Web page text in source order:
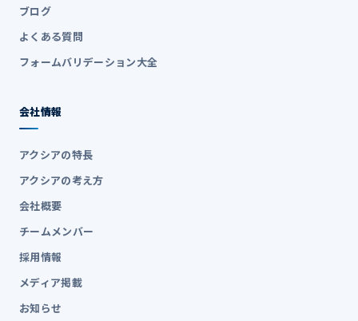
ブログ
よくある質問
フォームバリデーション大全
会社情報
アクシアの特長
アクシアの考え方
会社概要
チームメンバー
採用情報
メディア掲載
お知らせ